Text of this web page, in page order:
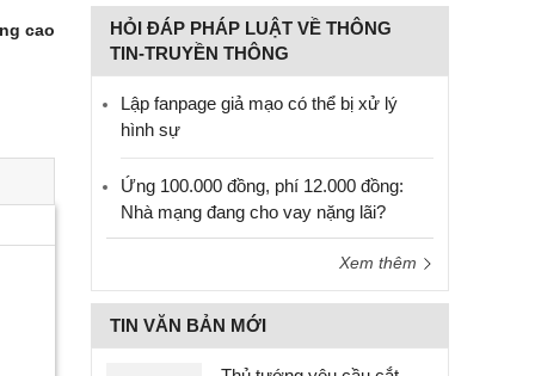
cao
HỎI ĐÁP PHÁP LUẬT VỀ THÔNG
TIN-TRUYỀN THÔNG
Lập fanpage giả mạo có thể bị xử lý
hình sự
Ứng 100.000 đồng, phí 12.000 đồng:
Nhà mạng đang cho vay nặng lãi?
Xem thêm
TIN VĂN BẢN MỚI